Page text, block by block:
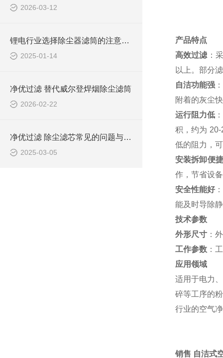
2026-03-12
锂电行业选择除尘器滤筒的注意事项
2025-01-14
净优过滤 替代威尔登焊烟除尘滤筒
2026-02-22
净优过滤 除尘滤芯常见的问题与解决方案
2025-03-05
产品特点
高效过滤 ：
以上。部分
自洁功能强
附着的灰尘
运行阻力低
积，约为
低的阻力，
安装拆卸便
作，节省设
安全性能好
能及时导除
技术参数
外形尺寸：
工作参数：
应用领域
适用于电力
碎等工序的
行业的空气
销售 自洁式